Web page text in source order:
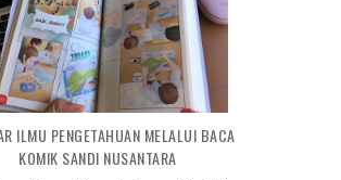
ILMU PENGETAHUAN MELALUI BACA
KOMIK SANDI NUSANTARA